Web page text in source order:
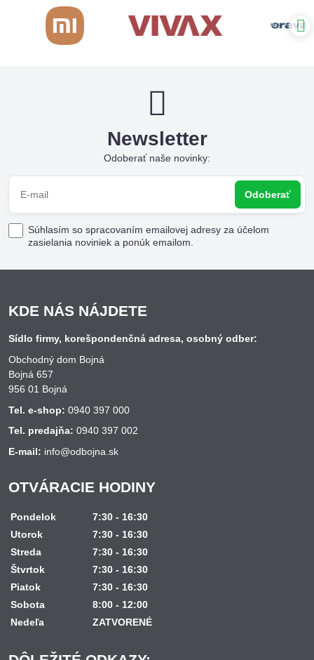
Newsletter
Odoberať naše novinky:
Odoberať
Súhlasím so spracovaním emailovej adresy za účelom
zasielania noviniek a ponúk emailom.
KDE NÁS NÁJDETE
Sídlo firmy, korešpondenčná adresa, osobný odber:
Obchodný dom Bojná
Bojná 657
956 01 Bojná
Tel. e-shop: 0940 397 000
Tel. predajňa: 0940 397 002
E-mail: info@odbojna.sk
OTVÁRACIE HODINY
Pondelok
7:30 - 16:30
Utorok
7:30 - 16:30
Streda
7:30 - 16:30
Štvrtok
7:30 - 16:30
Piatok
7:30 - 16:30
Sobota
8:00 - 12:00
Nedeľa
ZATVORENÉ